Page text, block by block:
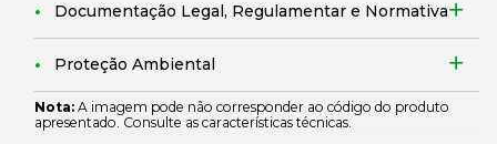
Documentação Legal, Regulamentar e Normativa
Proteção Ambiental
Nota: A imagem pode não corresponder ao código do produto
apresentado. Consulte as características técnicas.